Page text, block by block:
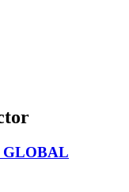
GLOBAL